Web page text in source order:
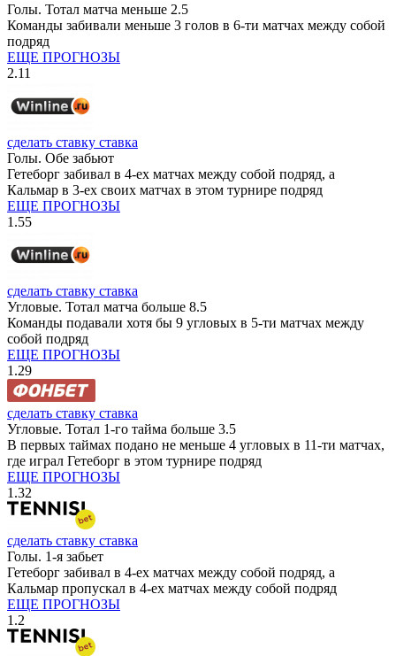
Голы. Тотал матча меньше 2.5
Команды забивали меньше 3 голов в 6-ти матчах между собой
подряд
ЕЩЕ ПРОГНОЗЫ
2.11
сделать ставку ставка
Голы. Обе забьют
Гетеборг забивал в 4-ех матчах между собой подряд, а
Кальмар в 3-ех своих матчах в этом турнире подряд
ЕЩЕ ПРОГНОЗЫ
1.55
сделать ставку ставка
Угловые. Тотал матча больше 8.5
Команды подавали хотя бы 9 угловых в 5-ти матчах между
собой подряд
ЕЩЕ ПРОГНОЗЫ
1.29
сделать ставку ставка
Угловые. Тотал 1-го тайма больше 3.5
В первых таймах подано не меньше 4 угловых в 11-ти матчах,
где играл Гетеборг в этом турнире подряд
ЕЩЕ ПРОГНОЗЫ
1.32
сделать ставку ставка
Голы. 1-я забьет
Гетеборг забивал в 4-ех матчах между собой подряд, а
Кальмар пропускал в 4-ех матчах между собой подряд
ЕЩЕ ПРОГНОЗЫ
1.2